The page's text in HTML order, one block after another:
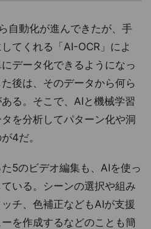
自動化が進んできたが、手
てくれる「AI-OCR」によ
データ化できるようになっ
後は、そのデータから何ら
る。そこで、AIと機械学習
を分析してパターン化や洞
4だ。
5のビデオ編集も、AIを使っ
いる。シーンの選択や組み
チ、色補正などもAIが支援
を作成するなどのことも簡